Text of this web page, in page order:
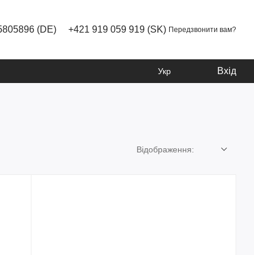
(DE) +421 919 059 919 (SK) Передзвонити вам?
Укр Вхід
Відображення: